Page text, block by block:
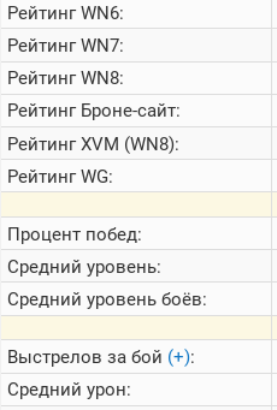
Портал
Мира
Танков
РейтингWN6:
РейтингWN7:
РейтингWN8:
РейтингБроне-сайт:
РейтингXVM (WN8):
РейтингWG:
Процент побед:
Средний уровень:
Средний уровень боёв:
Выстрелов за бой (+):
Средний урон: